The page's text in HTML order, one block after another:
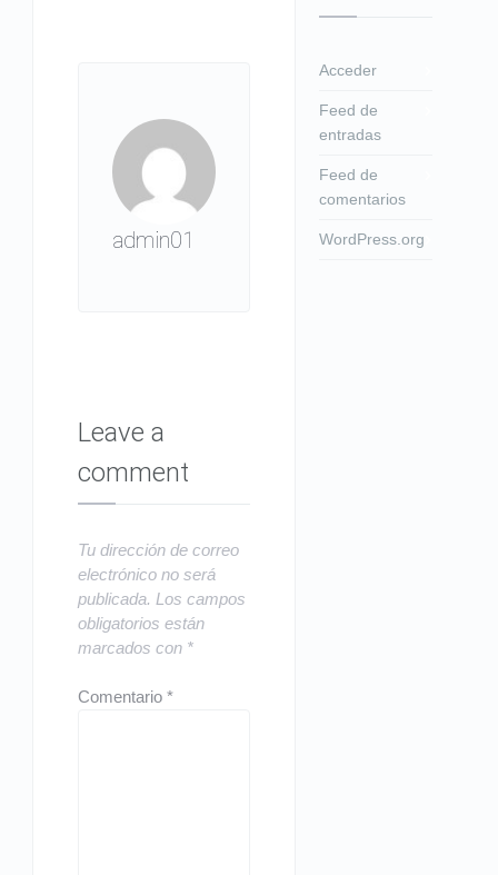
admin01
Leave a
comment
Tu dirección de correo
electrónico no será
publicada. Los campos
obligatorios están
marcados con *
Comentario*
Acceder
Feed de
entradas
Feed de
comentarios
WordPress.org